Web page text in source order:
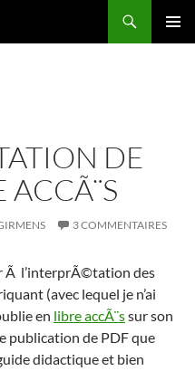
DE
ACCÃ¨S
3 COMMENTAIRES
Ã l’interprÃ©tation des
(avec lequel je n’ai
en libre accÃ¨ssur son
publication de PDF que
didactique et bien